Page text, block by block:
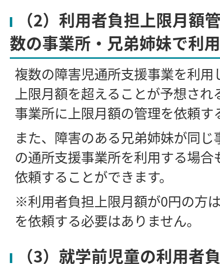
（2）利用者負担上限月額
数の事業所・兄弟姉妹で利
複数の障害児通所支援事業を利
上限月額を超えることが予想され
事業所に上限月額の管理を依頼す
また、障害のある兄弟姉妹が同
の通所支援事業所を利用する場
依頼することができます。
※利用者負担上限月額が0円の方
を依頼する必要はありません。
（3）就学前児童の利用者